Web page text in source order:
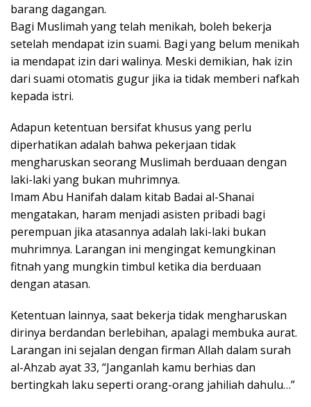
barang dagangan.
Bagi Muslimah yang telah menikah, boleh bekerja
setelah mendapat izin suami. Bagi yang belum menikah
ia mendapat izin dari walinya. Meski demikian, hak izin
dari suami otomatis gugur jika ia tidak memberi nafkah
kepada istri.
Adapun ketentuan bersifat khusus yang perlu
diperhatikan adalah bahwa pekerjaan tidak
mengharuskan seorang Muslimah berduaan dengan
laki-laki yang bukan muhrimnya.
Imam Abu Hanifah dalam kitab Badai al-Shanai
mengatakan, haram menjadi asisten pribadi bagi
perempuan jika atasannya adalah laki-laki bukan
muhrimnya. Larangan ini mengingat kemungkinan
fitnah yang mungkin timbul ketika dia berduaan
dengan atasan.
Ketentuan lainnya, saat bekerja tidak mengharuskan
dirinya berdandan berlebihan, apalagi membuka aurat.
Larangan ini sejalan dengan firman Allah dalam surah
al-Ahzab ayat 33, “Janganlah kamu berhias dan
bertingkah laku seperti orang-orang jahiliah dahulu…”